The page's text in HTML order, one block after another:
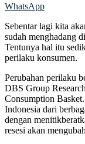
WhatsApp
Sebentar lagi kita
sudah menghadang
Tentunya hal itu
perilaku konsumen.
Perubahan perilaku
DBS Group
Consumption
Indonesia dari
dengan
resesi akan